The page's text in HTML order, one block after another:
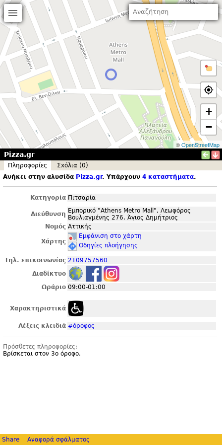
+
−
©OpenStreetMap
Pizza.gr
Πληροφορίες
Σxόλια (0)
Ανήκει στην αλυσίδα Pizza.gr. Υπάρχουν 4 καταστήματα.
Κατηγορία Πιτσαρία
Διεύθυνση Εμπορικό "Athens Metro Mall", Λεωφόρος
Βουλιαγμένης 276, Άγιος Δημήτριος
Νομός Αττικής
Χάρτης
Εμφάνιση στο χάρτη
Οδηγίες πλοήγησης
Τηλ. επικοινωνίας 2109757560
Διαδίκτυο
Ωράριο 09:00-01:00
Χαρακτηριστικά
Λέξεις κλειδιά #όροφος
Πρόσθετες πληροφορίες:
Βρίσκεται στον 3ο όροφο.
Share Αναφορά σφάλματος